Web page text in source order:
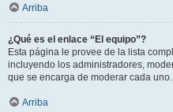
Arriba
¿Qué es el enlace “El equipo”?
Esta página le provee de la lista
incluyendo los administradores,
que se encarga de moderar cada uno.
Arriba